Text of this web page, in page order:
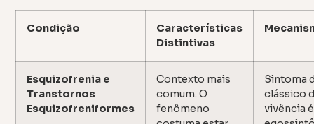
Condição
Características
Distintivas
Esquizofrenia e
Transtornos
Esquizofreniformes
Contexto mais
comum. O
fenômeno
Sintoma
clássico
vivência